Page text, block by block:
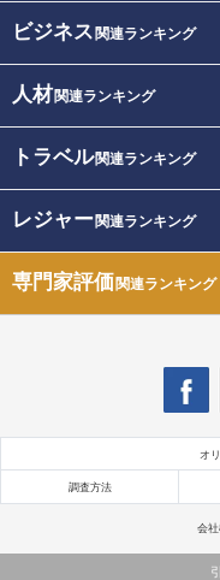
ビジネス 関連ランキング
人材関連ランキング
トラベル関連ランキング
レジャー関連ランキング
専門家評価関連ランキング
オ
調査方法
会